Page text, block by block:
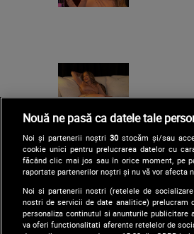
Nouă ne pasă ca datele tale
Noi și partenerii noștri 30stocăm și/sau
cookie unici pentru prelucrarea datelor cu
făcând clic mai jos sau în orice moment, pe
raportate partenerilor noștri și nu vă vor afecta
Noi si partenerii nostri (retelele de
nostri de servicii de date analitice) prelucram
personaliza continutul si anunturile
va oferi functionalitati aferente retelelor de